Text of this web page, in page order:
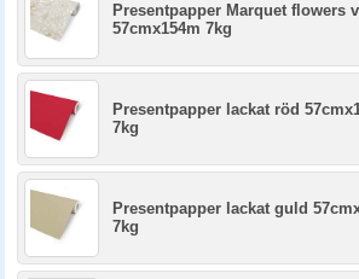
Presentpapper Marquet flowers
57cmx154m 7kg
Presentpapper lackat röd
7kg
Presentpapper lackat guld
7kg